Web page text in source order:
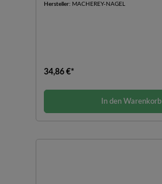
Hersteller: MACHEREY-NAGEL
34,86 €*
In den Warenkorb